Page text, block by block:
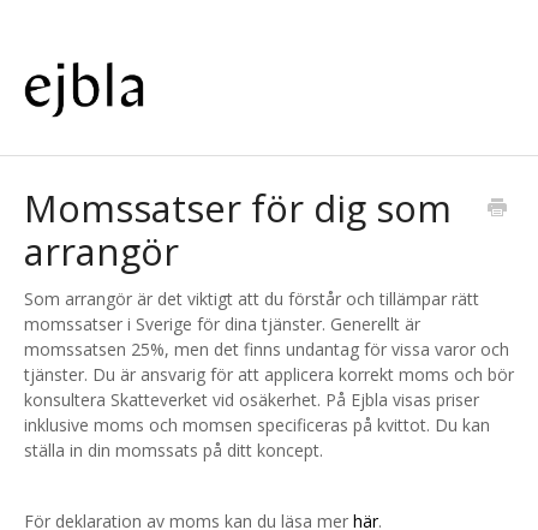
Momssatser för dig som
arrangör
Som arrangör är det viktigt att du förstår och tillämpar rätt
momssatser i Sverige för dina tjänster. Generellt är
momssatsen 25%, men det finns undantag för vissa varor och
tjänster. Du är ansvarig för att applicera korrekt moms och bör
konsultera Skatteverket vid osäkerhet. På Ejbla visas priser
inklusive moms och momsen specificeras på kvittot. Du kan
ställa in din momssats på ditt koncept.
För deklaration av moms kan du läsa mer här.